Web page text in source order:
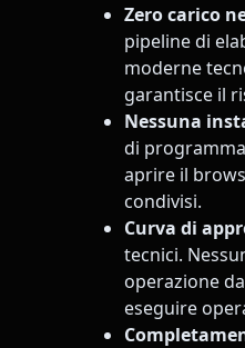
Zero carico
pipeline di
moderne
garantisce il
Nessuna
di
aprire il
condivisi.
Curva di
tecnici.
operazione
eseguire